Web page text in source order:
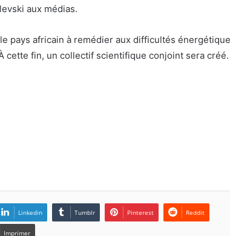
aux médias.
pays africain à remédier aux difficultés
cette fin, un collectif scientifique conjoint sera créé.
Linkedin Tumblr Pinterest Reddit
Imprimer